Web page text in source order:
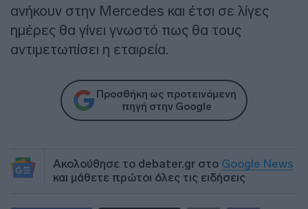
ανήκουν στην Mercedes και έτσι σε λίγες
ημέρες θα γίνει γνωστό πως θα τους
αντιμετωπίσει η εταιρεία.
Προσθήκη ως προτεινόμενη
πηγή στην Google
Ακολούθησε το debater.gr στο Google News
και μάθετε πρώτοι όλες τις ειδήσεις